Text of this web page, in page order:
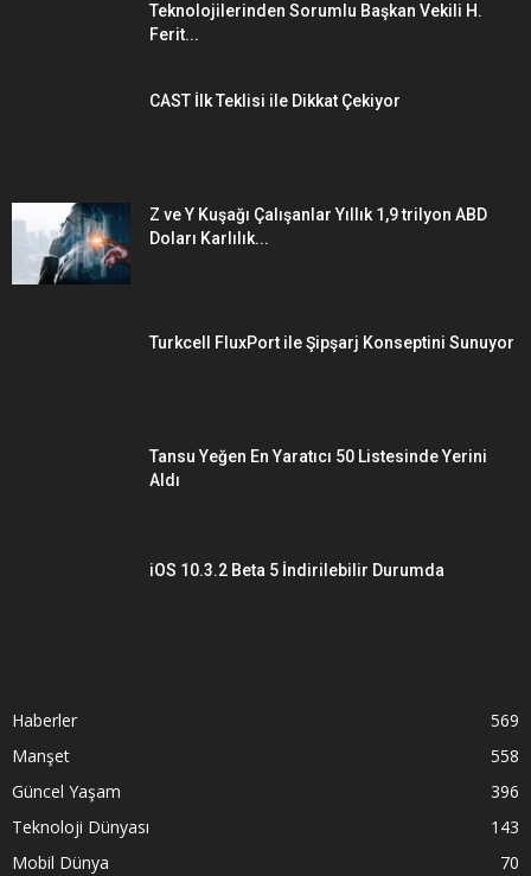
Teknolojilerinden Sorumlu Başkan Vekili H.
Ferit...
CAST İlk Teklisi ile Dikkat Çekiyor
Z ve Y Kuşağı Çalışanlar Yıllık 1,9 trilyon ABD
Doları Karlılık...
Turkcell FluxPort ile Şipşarj Konseptini Sunuyor
Tansu Yeğen En Yaratıcı 50 Listesinde Yerini
Aldı
iOS 10.3.2 Beta 5 İndirilebilir Durumda
Haberler
569
Manşet
558
Güncel Yaşam
396
Teknoloji Dünyası
143
Mobil Dünya
70